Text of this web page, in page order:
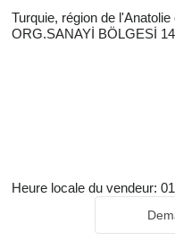
Turquie, région de
ORG.SANAYİ BÖLGESİ
Heure locale du vendeur: